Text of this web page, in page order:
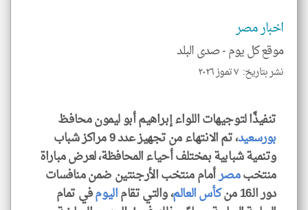
اخبار مصر
موقع كل يوم -صدى البلد
نشر بتاريخ: ٧ تموز ٢٠٢٦
تنفيذًا لتوجيهات اللواء إبراهيم أبو ليمون محافظ
بورسعيد
، تم الانتهاء من تجهيز عدد 9 مراكز شباب
وتنمية شبابية بمختلف أحياء المحافظة، لعرض مباراة
منتخبمصرأمام منتخب الأرجنتين ضمن منافسات
دور الـ16 من
كأس العالم، والتي تقاماليومفي تمام
klyoum.com